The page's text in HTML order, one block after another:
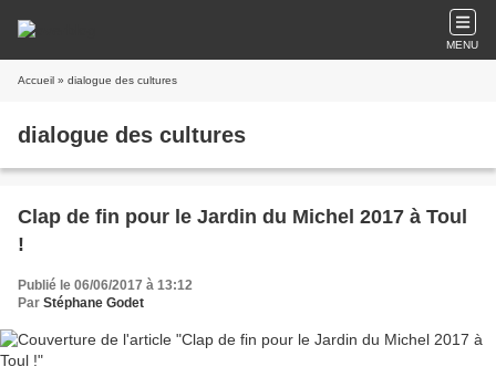
MENU
Accueil » dialogue des cultures
dialogue des cultures
Clap de fin pour le Jardin du Michel 2017 à Toul
!
Publié le 06/06/2017 à 13:12
Par Stéphane Godet